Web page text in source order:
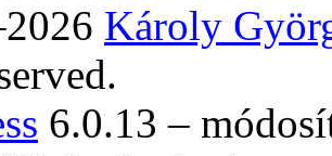
Károly
6.0.13 –